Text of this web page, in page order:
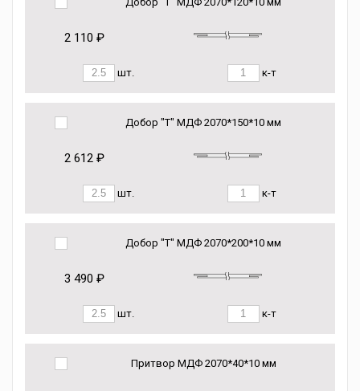
2 110 ₽
шт. к-т
Добор "Т" МДФ 2070*150*10 мм
2 612 ₽
шт. к-т
Добор "Т" МДФ 2070*200*10 мм
3 490 ₽
шт. к-т
Притвор МДФ 2070*40*10 мм